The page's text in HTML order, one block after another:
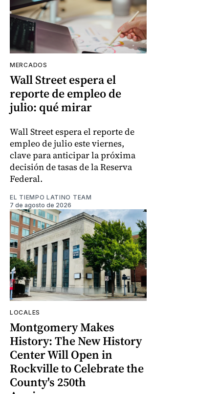
MERCADOS
Wall Street espera el
reporte de empleo de
julio: qué mirar
Wall Street espera el reporte de
empleo de julio este viernes,
clave para anticipar la próxima
decisión de tasas de la Reserva
Federal.
EL TIEMPO LATINO TEAM
7 de agosto de 2026
LOCALES
Montgomery Makes
History: The New History
Center Will Open in
Rockville to Celebrate the
County's 250th